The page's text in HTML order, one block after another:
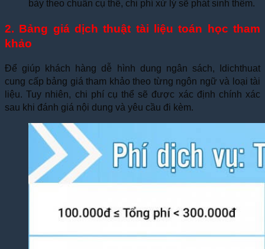
bày theo chuẩn cụ thể, chi phí xử lý sẽ phát sinh thêm.
2. Bảng giá dịch thuật tài liệu toán học tham
khảo
Để giúp khách hàng dễ hình dung ngân sách, Idichthuat
cung cấp bảng giá tham khảo theo từng ngôn ngữ và loại tài
liệu. Tuy nhiên, chi phí cụ thể sẽ được xác định chính xác
sau khi đánh giá nội dung và yêu cầu đi kèm.